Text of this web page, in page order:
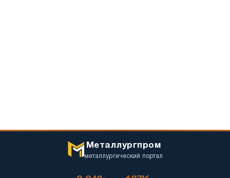
Металлургпром
металлургический портал